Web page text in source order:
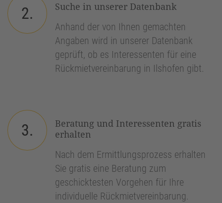
2.
Suche in unserer Datenbank
Anhand der von Ihnen gemachten
Angaben wird in unserer Datenbank
geprüft, ob es Interessenten für eine
Rückmietvereinbarung in Ilshofen gibt.
3.
Beratung und Interessenten gratis
erhalten
Nach dem Ermittlungsprozess erhalten
Sie gratis eine Beratung zum
geschicktesten Vorgehen für Ihre
individuelle Rückmietvereinbarung.